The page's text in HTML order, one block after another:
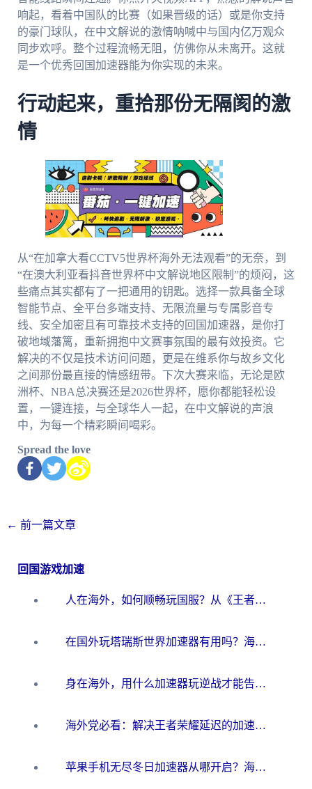
响起，看着中国队的比赛（如果晋级的话）或是你支持
的豪门球队，在中文解说的激情呐喊中与国内亿万观众
同步欢呼。整个过程流畅无阻，仿佛你从未离开。这就
是一个优秀回国加速器能为你实现的未来。
行动起来，重拾那份无隔阂的激
情
从“在加拿大看CCTV5世界杯海外无法观看”的无奈，到
“在澳大利亚看抖音世界杯中文解说地区限制”的烦闷，这
些痛点其实都有了一把通用的钥匙。选择一款具备全球
智能节点、全平台多端支持、无限流量与专属影音专
线、安全加密且有可靠技术支持的回国加速器，是你打
破地域藩篱，重新拥抱中文赛事氛围的最有效投资。它
解决的不仅是技术访问问题，更是在维系你与故乡文化
之间那份最直接的情感纽带。下次大赛来临，无论是欧
洲杯、NBA总决赛还是2026世界杯，愿你都能轻松设
置，一键连接，与全球华人一起，在中文解说的声浪
中，为每一个精彩瞬间喝彩。
Spread the love
← 前一篇文章
回国游戏加速
人在海外，如何顺畅玩国服？从《王者荣耀》到《云图计划》的加速器终极指南
在国外玩塔瑞斯世界加速器有用吗？海外玩家亲测后的真实答案
身在海外，用什么加速器玩逆战才能告别延迟？
海外党必看：解决王者荣耀延迟的加速器终极指南——从EVE到猫和老鼠，一个工具全搞定
苹果手机无尽冬日加速器从哪开启？海外玩家的冬日生存指南